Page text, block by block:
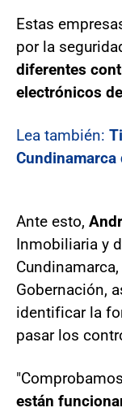
Estas
por la
diferentes
electrónicos
Lea también:
Ante esto,
Inmobiliaria y
Gobernación,
identificar la
pasar los
están